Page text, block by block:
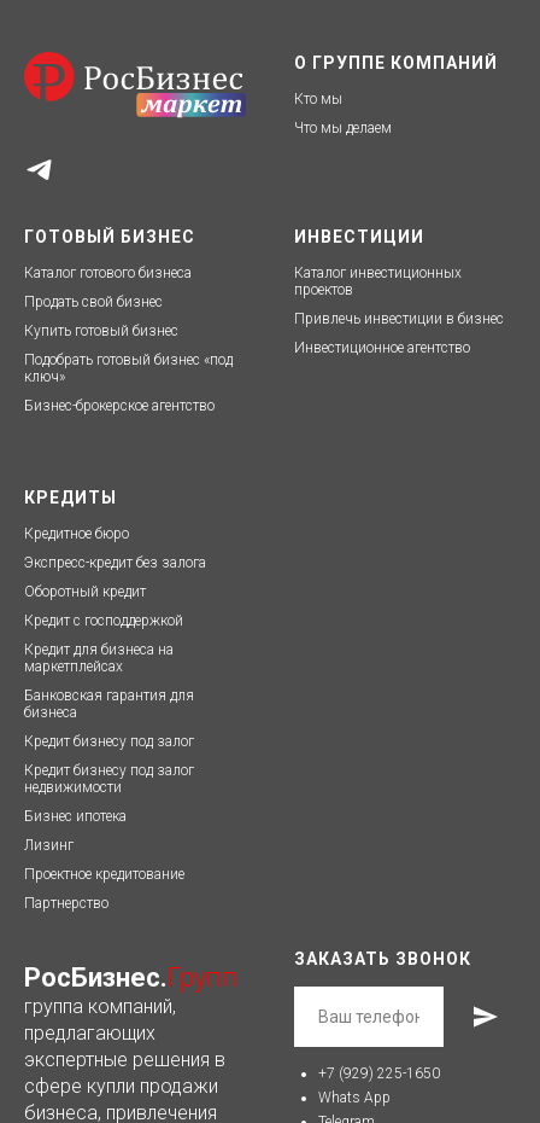
О ГРУППЕ КОМПАНИЙ
Кто мы
Что мы делаем
ГОТОВЫЙ БИЗНЕС
Каталог готового бизнеса
Продать свой бизнес
Купить готовый бизнес
Подобрать готовый бизнес «под
ключ»
Бизнес-брокерское агентство
ИНВЕСТИЦИИ
Каталог инвестиционных
проектов
Привлечь инвестиции в бизнес
Инвестиционное агентство
КРЕДИТЫ
Кредитное бюро
Экспресс-кредит без залога
Оборотный кредит
Кредит с господдержкой
Кредит для бизнеса на
маркетплейсах
Банковская гарантия для
бизнеса
Кредит бизнесу под залог
Кредит бизнесу под залог
недвижимости
Бизнес ипотека
Лизинг
Проектное кредитование
Партнерство
РосБизнес.Групп
группа компаний,
предлагающих
экспертные решения в
сфере купли продажи
бизнеса, привлечения
ЗАКАЗАТЬ ЗВОНОК
+7 (929) 225-1650
Whats App